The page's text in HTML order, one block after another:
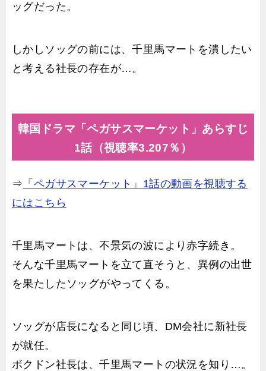
ッグだった。
しかしソッグの前には、千里馬マートを潰したい
と考える社長の存在が…。
韓国ドラマ「ペガサスマーケット」あらすじ
1話（視聴率3.207％）
⇒ 「ペガサスマーケット」1話の動画を視聴する
にはこちら
千里馬マートは、不景気の波により赤字続き。
そんな千里馬マートを立て直そうと、異例の出世
を果たしたソッグがやってくる。
ソッグが店長になると同じ頃、DM会社に新社長
が就任。
ボクドン社長は、千里馬マートの状況を知り…。